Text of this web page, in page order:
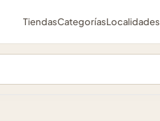
TiendasCategoríasLocalidades